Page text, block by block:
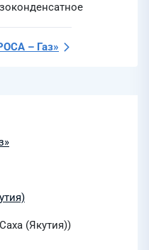
– Газ»
(Якутия))